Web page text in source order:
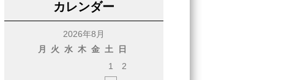
カレンダー
2026年8月
月
火 水 木 金 土
日
1
2